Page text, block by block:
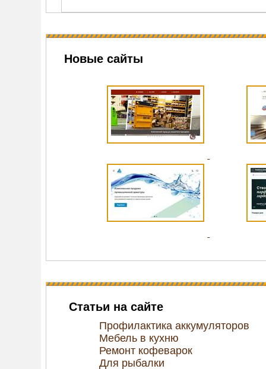
Новые сайты
Статьи на сайте
Профилактика аккумуляторов
Мебель в кухню
Ремонт кофеварок
Для рыбалки